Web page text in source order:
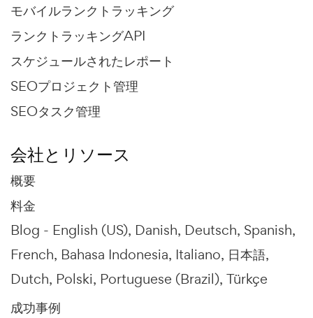
モバイルランクトラッキング
ランクトラッキングAPI
スケジュールされたレポート
SEOプロジェクト管理
SEOタスク管理
会社とリソース
概要
料金
Blog - English (US) Danish Deutsch Spanish
French Bahasa Indonesia Italiano 日本語
Dutch Polski Portuguese (Brazil) Türkçe
成功事例